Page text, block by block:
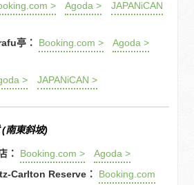
> Agoda >
JAPANiCAN
亭：
Booking.com >
Agoda >
> JAPANiCAN >
南東斜坡)
： Booking.com >
Agoda >
Carlton Reserve：
Booking.com